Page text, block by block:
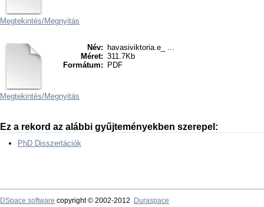
Megtekintés/Megnyitás
Név:
havasiviktoria.e_ ...
Méret: 311.7Kb
Formátum:
PDF
Megtekintés/Megnyitás
Ez a rekord az alábbi gyűjteményekben szerepel:
PhD Disszertációk
DSpace software copyright © 2002-2012
Duraspace